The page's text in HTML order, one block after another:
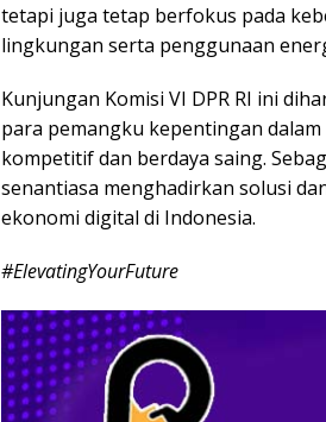
tetapi juga tetap berfokus pada
lingkungan serta penggunaan
Kunjungan Komisi VI DPR RI ini
para pemangku kepentingan
kompetitif dan berdaya saing.
senantiasa menghadirkan solusi
ekonomi digital di Indonesia.
#ElevatingYourFuture